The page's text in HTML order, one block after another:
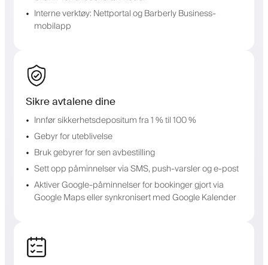
Interne verktøy: Nettportal og Barberly Business-
mobilapp
Sikre avtalene dine
Innfør sikkerhetsdepositum fra 1 % til 100 %
Gebyr for uteblivelse
Bruk gebyrer for sen avbestilling
Sett opp påminnelser via SMS, push-varsler og e-post
Aktiver Google-påminnelser for bookinger gjort via
Google Maps eller synkronisert med Google Kalender